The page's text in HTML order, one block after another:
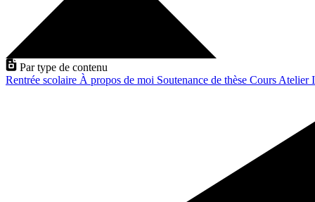
Par type de contenu
Rentrée scolaire À propos de moi Soutenance de thèse Cours Atelier